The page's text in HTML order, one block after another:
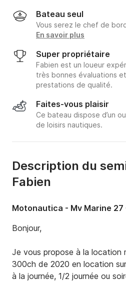
Bateau seul
Vous serez le chef de
En savoir plus
Super propriétaire
Fabien est un loueur
très bonnes évaluations
prestations de qualité.
Faites-vous plaisir
Ce bateau dispose d’un
de loisirs nautiques.
Description du
Fabien
Motonautica - Mv Marine 27
Bonjour,
Je vous propose à la location
300ch de 2020 en location
à la journée, 1/2 journée ou